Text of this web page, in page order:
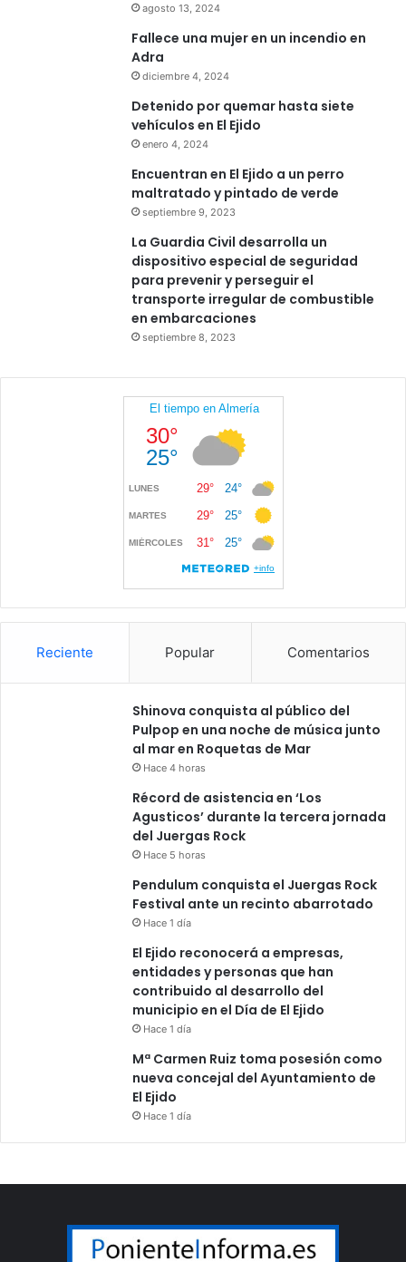
agosto 13, 2024
Fallece una mujer en un incendio en
Adra
diciembre 4, 2024
Detenido por quemar hasta siete
vehículos en El Ejido
enero 4, 2024
Encuentran en El Ejido a un perro
maltratado y pintado de verde
septiembre 9, 2023
La Guardia Civil desarrolla un
dispositivo especial de seguridad
para prevenir y perseguir el
transporte irregular de combustible
en embarcaciones
septiembre 8, 2023
Reciente Popular Comentarios
Shinova conquista al público del
Pulpop en una noche de música junto
al mar en Roquetas de Mar
Hace 4 horas
Récord de asistencia en ‘Los
Agusticos’ durante la tercera jornada
del Juergas Rock
Hace 5 horas
Pendulum conquista el Juergas Rock
Festival ante un recinto abarrotado
Hace 1 día
El Ejido reconocerá a empresas,
entidades y personas que han
contribuido al desarrollo del
municipio en el Día de El Ejido
Hace 1 día
Mª Carmen Ruiz toma posesión como
nueva concejal del Ayuntamiento de
El Ejido
Hace 1 día